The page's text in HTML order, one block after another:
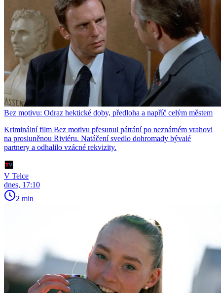
Bez motivu: Odraz hektické doby, předloha a napříč celým městem
Kriminální film Bez motivu přesunul pátrání po neznámém vrahovi
na prosluněnou Riviéru. Natáčení svedlo dohromady bývalé
partnery a odhalilo vzácné rekvizity.
V Telce
dnes, 17:10
2 min